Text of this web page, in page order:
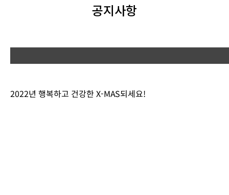
공지사항
2022년 행복하고 건강한 X-MAS되세요!